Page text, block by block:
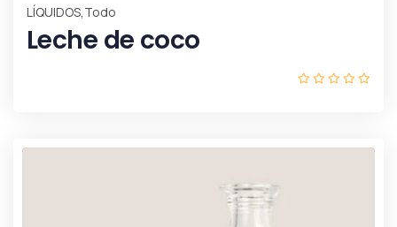
LÍQUIDOS,Todo
Leche de coco